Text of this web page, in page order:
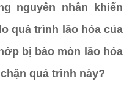
nguyên nhân khiến
quá trình lão hóa của
bị bào mòn lão hóa
quá trình này?